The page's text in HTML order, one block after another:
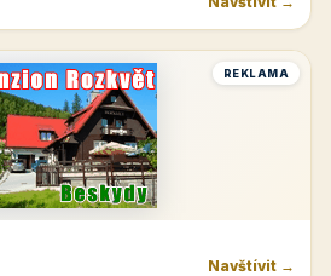
REKLAMA
Navštívit →